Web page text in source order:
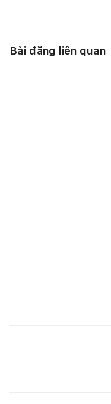
Bài đăng liên quan